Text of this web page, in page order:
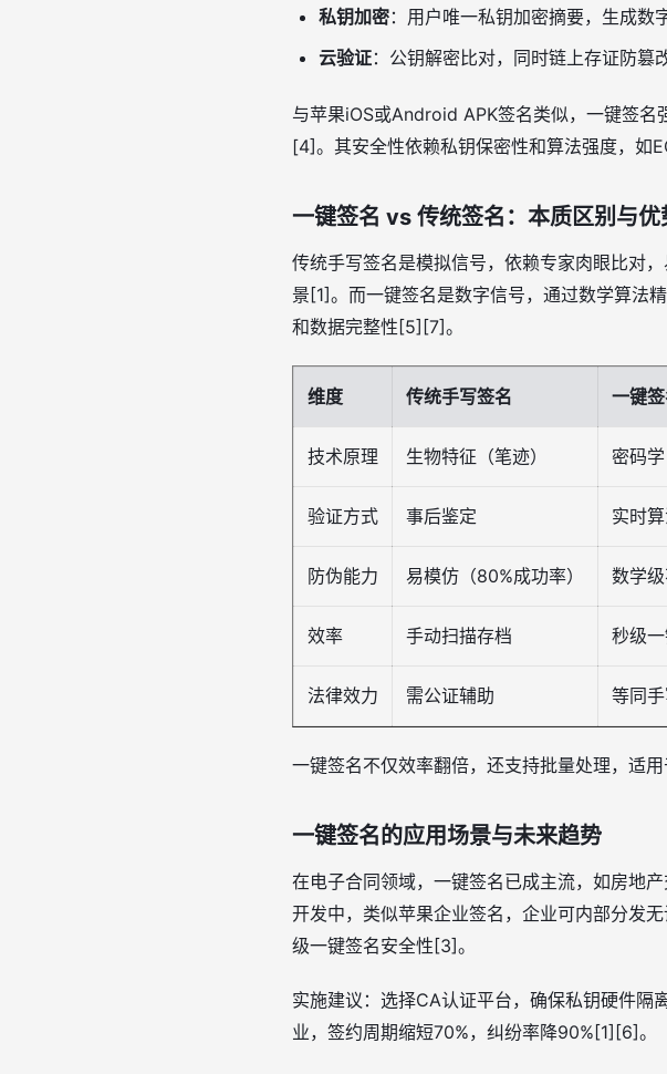
私钥加密：用户唯一私钥加密摘要，生成数
云验证：公钥解密比对，同时链上存证防篡
与苹果iOS或Android APK签名类似，一键签
[4]。其安全性依赖私钥保密性和算法强度，如
一键签名 vs 传统签名：本质区别与优
传统手写签名是模拟信号，依赖专家肉眼比对
景[1]。而一键签名是数字信号，通过数学算法
和数据完整性[5][7]。
维度 传统手写签名 一键
技术原理 生物特征（笔迹） 密码
验证方式 事后鉴定 实时
防伪能力 易模仿（80%成功率） 数学
效率 手动扫描存档 秒级
法律效力 需公证辅助 等同手
一键签名不仅效率翻倍，还支持批量处理，适
一键签名的应用场景与未来趋势
在电子合同领域，一键签名已成主流，如房地
开发中，类似苹果企业签名，企业可内部分发
级一键签名安全性[3]。
实施建议：选择CA认证平台，确保私钥硬件隔
业，签约周期缩短70%，纠纷率降90%[1][6]。